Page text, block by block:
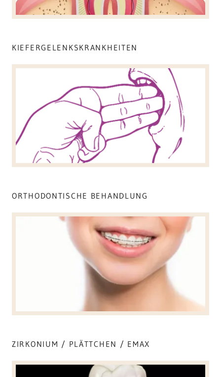
KIEFERGELENKSKRANKHEITEN
ORTHODONTISCHE BEHANDLUNG
ZIRKONIUM / PLÄTTCHEN / EMAX